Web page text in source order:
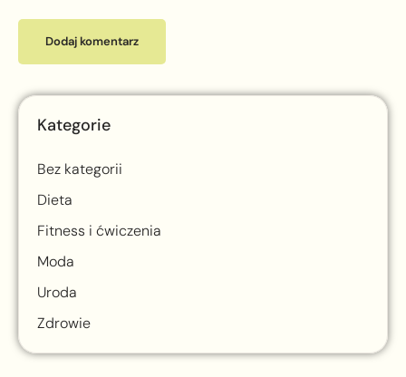
Kategorie
Bez kategorii
Dieta
Fitness i ćwiczenia
Moda
Uroda
Zdrowie